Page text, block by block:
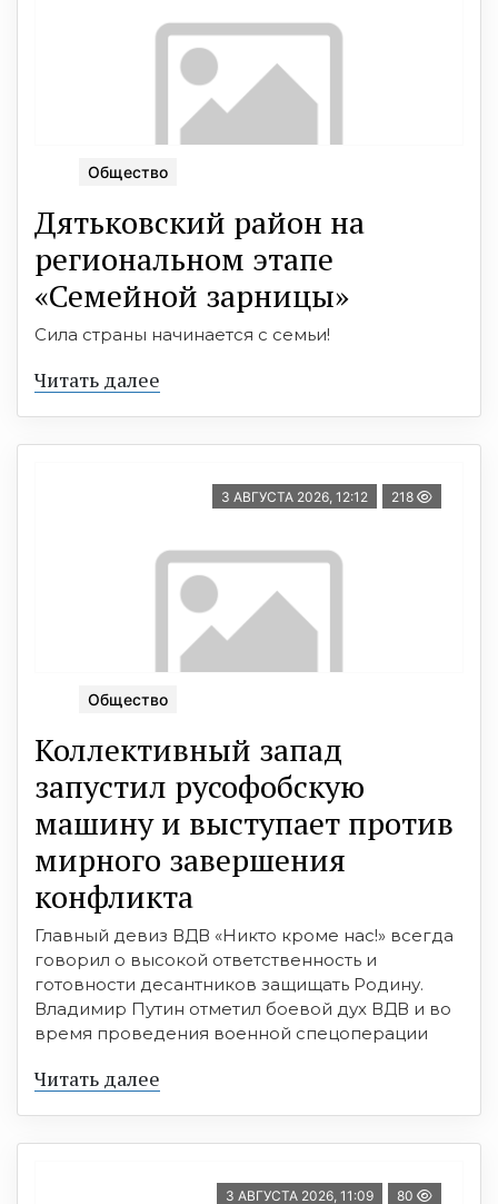
Общество
Дятьковский район на
региональном этапе
«Семейной зарницы»
Сила страны начинается с семьи!
Читать далее
3 АВГУСТА 2026, 12:12 218
Общество
Коллективный запад
запустил русофобскую
машину и выступает против
мирного завершения
конфликта
Главный девиз ВДВ «Никто кроме нас!» всегда
говорил о высокой ответственность и
готовности десантников защищать Родину.
Владимир Путин отметил боевой дух ВДВ и во
время проведения военной спецоперации
Читать далее
3 АВГУСТА 2026, 11:09 80